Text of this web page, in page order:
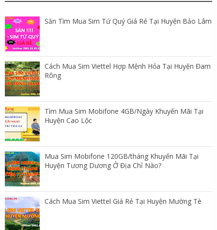
Săn Tìm Mua Sim Tứ Quý Giá Rẻ Tại Huyện Bảo Lâm
Cách Mua Sim Viettel Hợp Mệnh Hỏa Tại Huyện Đam
Rông
Tìm Mua Sim Mobifone 4GB/Ngày Khuyến Mãi Tại
Huyện Cao Lộc
Mua Sim Mobifone 120GB/tháng Khuyến Mãi Tại
Huyện Tương Dương Ở Địa Chỉ Nào?
Cách Mua Sim Viettel Giá Rẻ Tại Huyện Mường Tè